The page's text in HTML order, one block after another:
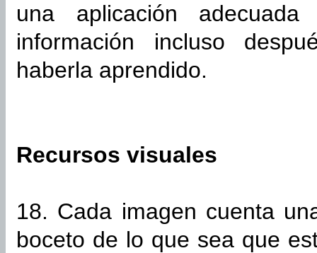
una aplicación
información incluso
haberla aprendido.
Recursos visuales
18. Cada imagen cuenta
boceto de lo que sea que